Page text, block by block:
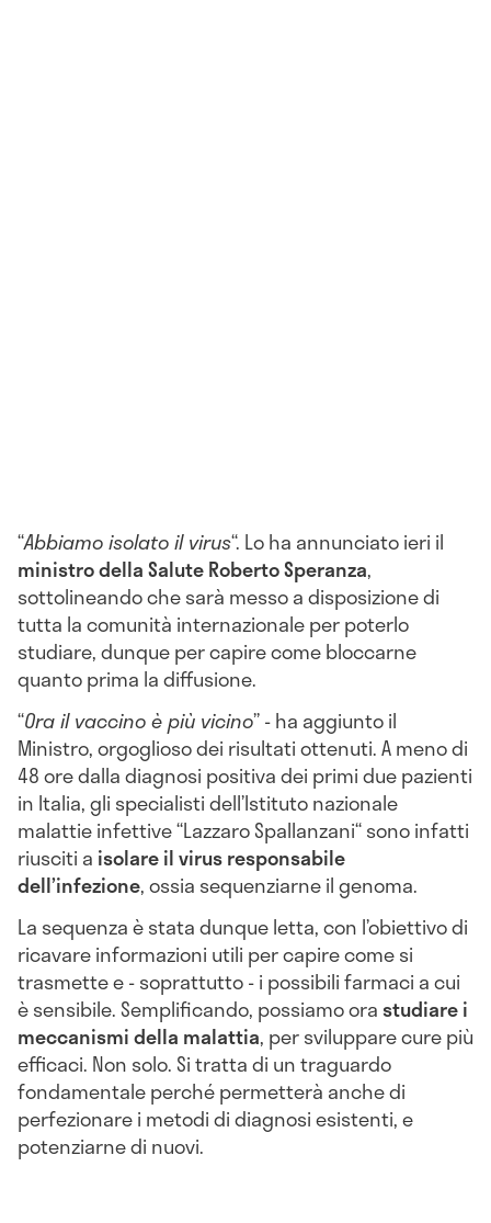
“Abbiamo isolato il virus“. Lo ha annunciato ieri il
ministro della Salute Roberto Speranza,
sottolineando che sarà messo a disposizione di
tutta la comunità internazionale per poterlo
studiare, dunque per capire come bloccarne
quanto prima la diffusione.
“Ora il vaccino è più vicino” - ha aggiunto il
Ministro, orgoglioso dei risultati ottenuti. A meno di
48 ore dalla diagnosi positiva dei primi due pazienti
in Italia, gli specialisti dell’Istituto nazionale
malattie infettive “Lazzaro Spallanzani“ sono infatti
riusciti a isolare il virus responsabile
dell’infezione, ossia sequenziarne il genoma.
La sequenza è stata dunque letta, con l’obiettivo di
ricavare informazioni utili per capire come si
trasmette e - soprattutto - i possibili farmaci a cui
è sensibile. Semplificando, possiamo orastudiare i
meccanismi della malattia, per sviluppare cure più
efficaci. Non solo. Si tratta di un traguardo
fondamentale perché permetterà anche di
perfezionare i metodi di diagnosi esistenti, e
potenziarne di nuovi.